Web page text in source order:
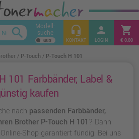
keyboard_arrow_up
search Modell-
suche headset_mic
KONTAKT
person
LOGIN
shopping_cart
€ 0,00
P-Touch P-Touch H 101
101 Farbbänder, Label &
kaufen
nach passenden Farbbänder,
Brother P-Touch H 101 ? Dann
Shop garantiert fündig. Bei uns